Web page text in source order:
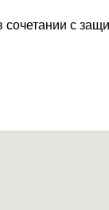
сочетании с